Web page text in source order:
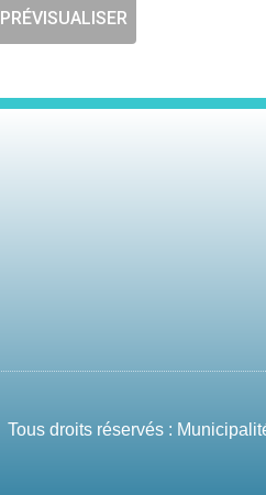
PRÉVISUALISER
Tous droits réservés :